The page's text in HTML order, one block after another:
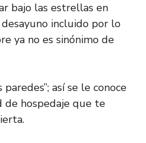
bajo las estrellas en
desayuno incluido por lo
ya no es sinónimo de
así se le conoce
de hospedaje que te